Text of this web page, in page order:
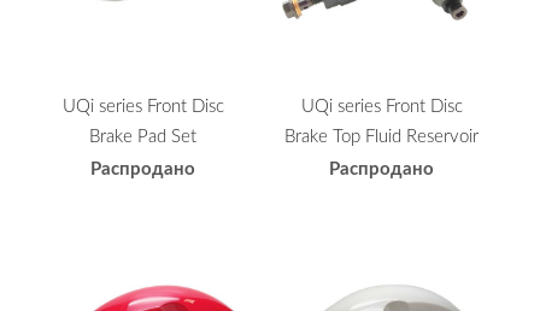
UQi series Front Disc
Brake Pad Set
Распродано
UQi series Front Disc
Brake Top Fluid Reservoir
Распродано